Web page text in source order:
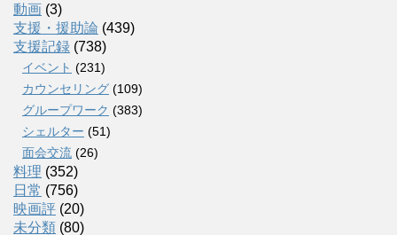
動画 (3)
支援・援助論 (439)
支援記録 (738)
イベント (231)
カウンセリング (109)
グループワーク (383)
シェルター (51)
面会交流 (26)
料理 (352)
日常 (756)
映画評 (20)
未分類 (80)